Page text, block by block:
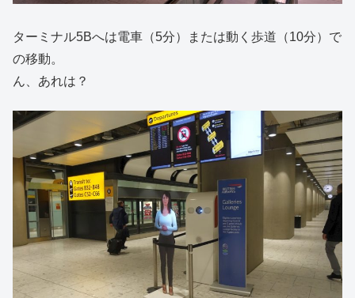
ターミナル5Bへは電車（5分）または動く歩道（10分）で
の移動。
ん、あれは？